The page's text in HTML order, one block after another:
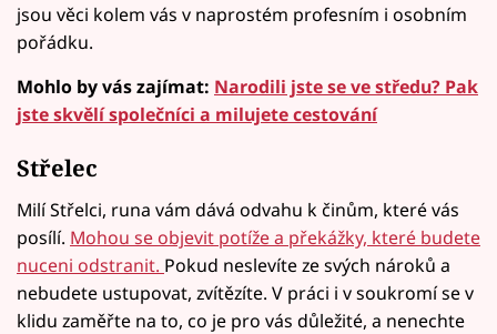
jsou věci kolem vás v naprostém profesním i osobním
pořádku.
Mohlo by vás zajímat: Narodili jste se ve středu? Pak
jste skvělí společníci a milujete cestování
Střelec
Milí Střelci, runa vám dává odvahu k činům, které vás
posílí. Mohou se objevit potíže a překážky, které budete
nuceni odstranit. Pokud neslevíte ze svých nároků a
nebudete ustupovat, zvítězíte. V práci i v soukromí se v
klidu zaměřte na to, co je pro vás důležité, a nenechte